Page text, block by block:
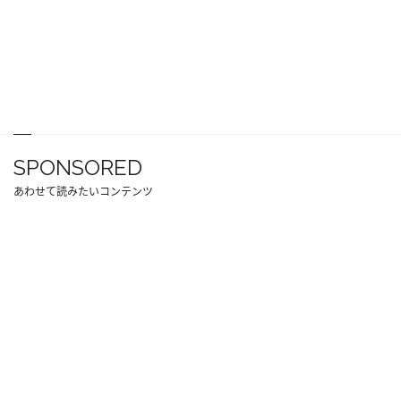
SPONSORED
あわせて読みたいコンテンツ